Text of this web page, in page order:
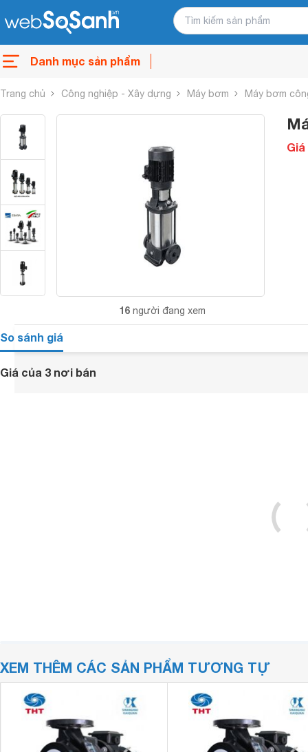
Danh mục sản phẩm
Trang chủ Công nghiệp - Xây dựng Máy bơm Máy bơm
16 người đang xem
Giá
So sánh giá
Giá của 3 nơi bán
XEM THÊM CÁC SẢN PHẨM TƯƠNG TỰ